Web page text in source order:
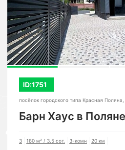
ID:1751
посёлок городского типа Красная
Барн Хаус в Поляне
3 180 м² / 3.5 сот. 3-комн 20 км